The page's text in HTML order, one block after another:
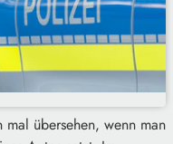
übersehen, wenn man